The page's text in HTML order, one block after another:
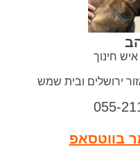
חינוך
ירושלים ובית שמש
בווטסאפ